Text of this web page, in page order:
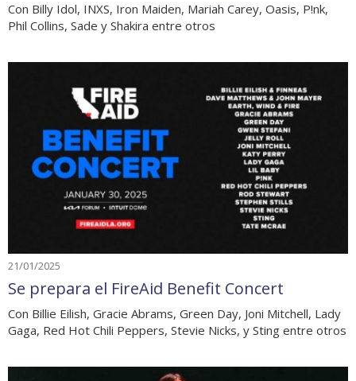
Con Billy Idol, INXS, Iron Maiden, Mariah Carey, Oasis, P!nk,
Phil Collins, Sade y Shakira entre otros
21/01/2025
Se prepara el FireAid Benefit Concert
Con Billie Eilish, Gracie Abrams, Green Day, Joni Mitchell, Lady
Gaga, Red Hot Chili Peppers, Stevie Nicks, y Sting entre otros